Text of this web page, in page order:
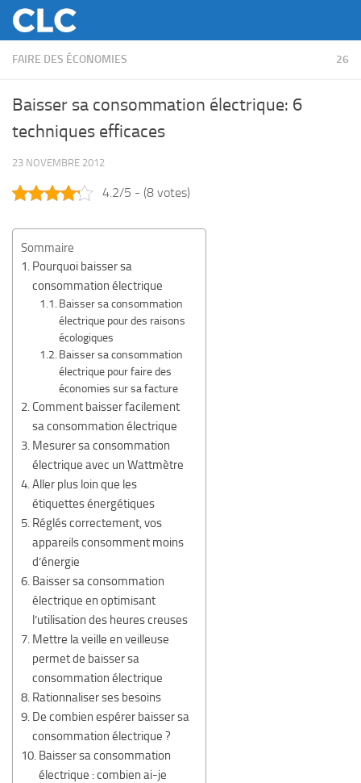
Skip to content
FAIRE DES ÉCONOMIES 26
Baisser sa consommation électrique: 6
techniques efficaces
23 NOVEMBRE 2012
4.2/5 - (8 votes)
Sommaire
Pourquoi baisser sa
consommation électrique
Baisser sa consommation
électrique pour des raisons
écologiques
Baisser sa consommation
électrique pour faire des
économies sur sa facture
Comment baisser facilement
sa consommation électrique
Mesurer sa consommation
électrique avec un Wattmètre
Aller plus loin que les
étiquettes énergétiques
Réglés correctement, vos
appareils consomment moins
d’énergie
Baisser sa consommation
électrique en optimisant
l’utilisation des heures creuses
Mettre la veille en veilleuse
permet de baisser sa
consommation électrique
Rationnaliser ses besoins
De combien espérer baisser sa
consommation électrique ?
Baisser sa consommation
électrique : combien ai-je